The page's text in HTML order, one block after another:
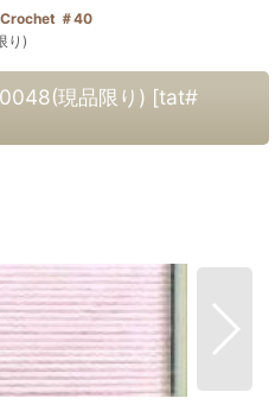
＃40
り)
現品限り) [tat#